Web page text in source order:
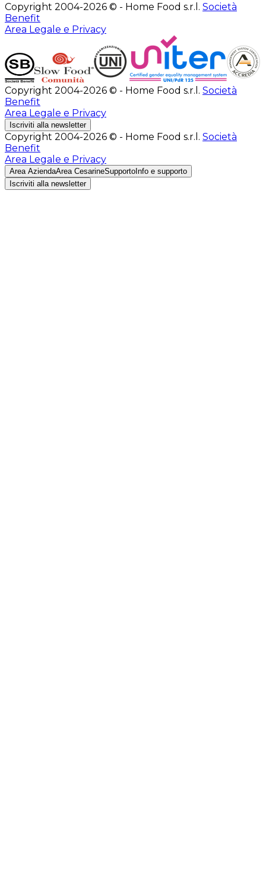
Copyright 2004-2026 © - Home Food s.r.l. Società
Benefit
Area Legale e Privacy
Copyright 2004-2026 © - Home Food s.r.l. Società
Benefit
Area Legale e Privacy
Iscriviti alla newsletter
Copyright 2004-2026 © - Home Food s.r.l. Società
Benefit
Area Legale e Privacy
Area AziendaArea CesarineSupporto Info e supporto
Iscriviti alla newsletter